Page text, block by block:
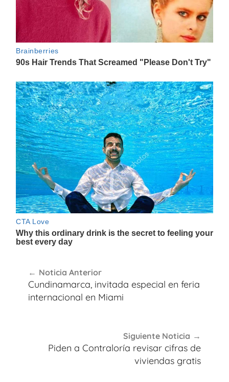
de
entradas
Noticia Anterior
Cundinamarca, invitada especial en feria
internacional en Miami
Siguiente Noticia
Piden a Contraloría revisar cifras de
viviendas gratis